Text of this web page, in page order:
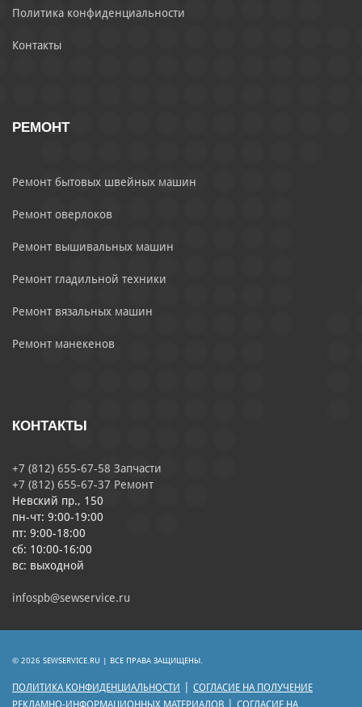
Политика конфиденциальности
Контакты
РЕМОНТ
Ремонт бытовых швейных машин
Ремонт оверлоков
Ремонт вышивальных машин
Ремонт гладильной техники
Ремонт вязальных машин
Ремонт манекенов
КОНТАКТЫ
+7 (812) 655-67-58 Запчасти
+7 (812) 655-67-37 Ремонт
Невский пр., 150
пн-чт: 9:00-19:00
пт: 9:00-18:00
сб: 10:00-16:00
вс: выходной
infospb@sewservice.ru
© 2026 SEWSERVICE.RU | ВСЕ ПРАВА ЗАЩИЩЕНЫ.
ПОЛИТИКА КОНФИДЕНЦИАЛЬНОСТИ
СОГЛАСИЕ НА ПОЛУЧЕНИЕ
РЕКЛАМНО-ИНФОРМАЦИОННЫХ МАТЕРИАЛОВ
СОГЛАСИЕ НА